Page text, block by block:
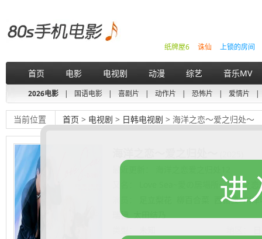
上锁的房间
诛仙
纸牌屋6
首页 电影 电视剧 动漫 综艺 音乐MV
2026电影 | 国语电影 | 喜剧片 | 动作片 | 恐怖片 | 爱情片 |
当前位置 首页 > 电视剧 > 日韩电视剧 > 海洋之恋～爱之归处～
最近更新： 海洋之恋爱之归处12
Love Sea~愛の居場所~/海洋之恋
西铭骏 川津
瑞穗
进